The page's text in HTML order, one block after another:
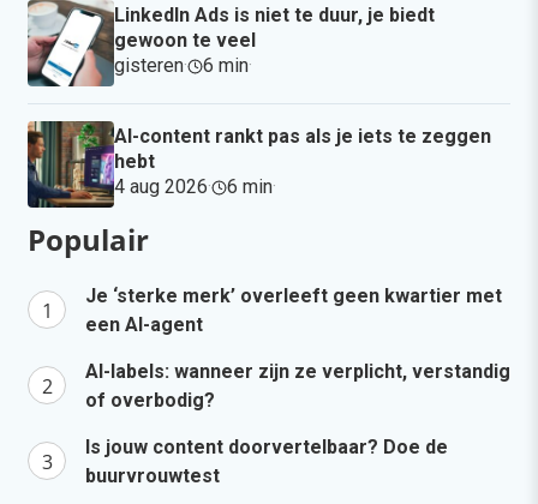
LinkedIn Ads is niet te duur, je biedt
gewoon te veel
gisteren· 6 min·
AI-content rankt pas als je iets te zeggen
hebt
4 aug 2026· 6 min·
Populair
Je ‘sterke merk’ overleeft geen kwartier met
een AI-agent
AI-labels: wanneer zijn ze verplicht, verstandig
of overbodig?
Is jouw content doorvertelbaar? Doe de
buurvrouwtest